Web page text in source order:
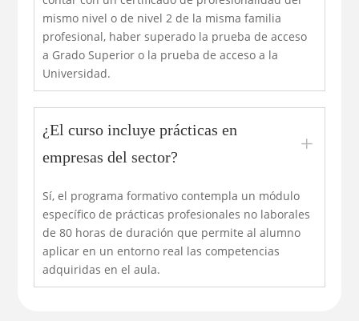
mismo nivel o de nivel 2 de la misma familia
profesional, haber superado la prueba de acceso
a Grado Superior o la prueba de acceso a la
Universidad.
¿El curso incluye prácticas en
empresas del sector?
L
Sí, el programa formativo contempla un módulo
específico de prácticas profesionales no laborales
de 80 horas de duración que permite al alumno
aplicar en un entorno real las competencias
adquiridas en el aula.